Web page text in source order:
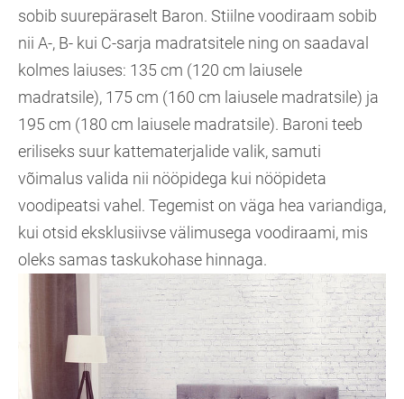
sobib suurepäraselt Baron. Stiilne voodiraam sobib
nii A-, B- kui C-sarja madratsitele ning on saadaval
kolmes laiuses: 135 cm (120 cm laiusele
madratsile), 175 cm (160 cm laiusele madratsile) ja
195 cm (180 cm laiusele madratsile). Baroni teeb
eriliseks suur kattematerjalide valik, samuti
võimalus valida nii nööpidega kui nööpideta
voodipeatsi vahel. Tegemist on väga hea variandiga,
kui otsid eksklusiivse välimusega voodiraami, mis
oleks samas taskukohase hinnaga.